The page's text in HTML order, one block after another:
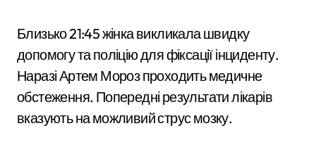
Близько 21:45 жінка викликала швидку
допомогу та поліцію для фіксації інциденту.
Наразі Артем Мороз проходить медичне
обстеження. Попередні результати лікарів
вказують на можливий струс мозку.